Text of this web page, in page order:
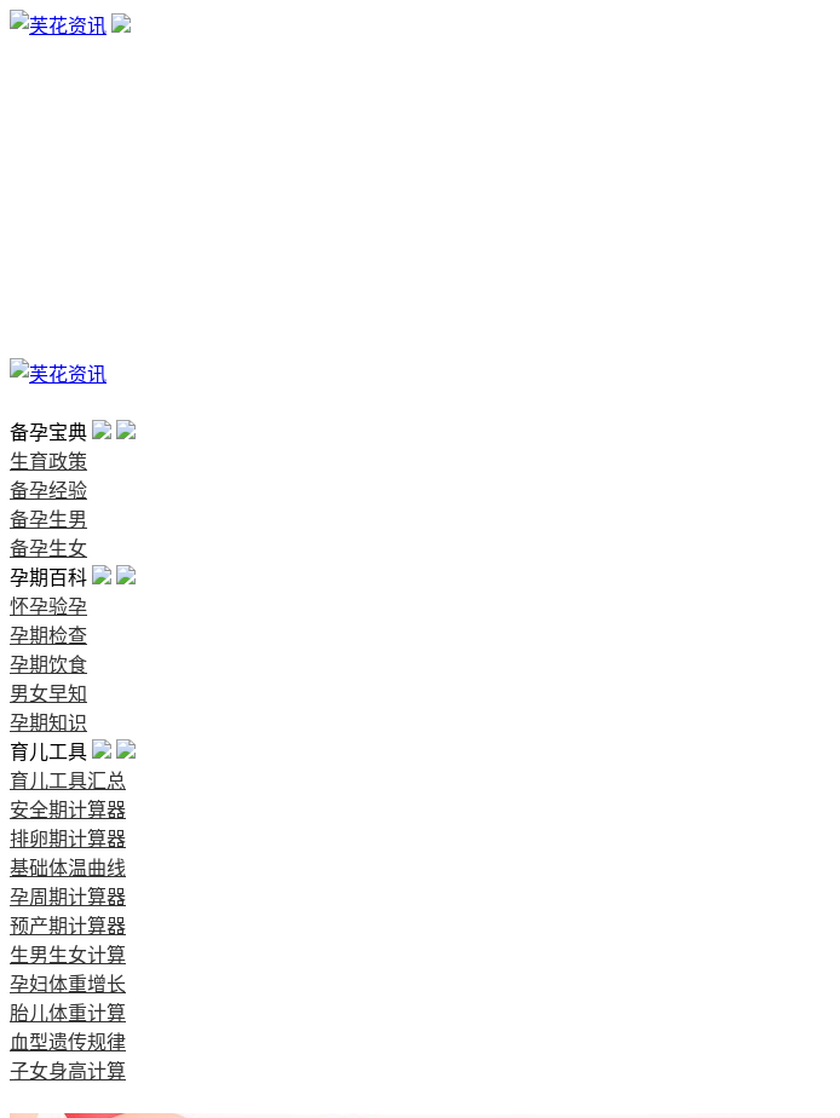
备孕宝典
生育政策
备孕经验
备孕生男
备孕生女
孕期百科
怀孕验孕
孕期检查
孕期饮食
男女早知
孕期知识
育儿工具
育儿工具汇总
安全期计算器
排卵期计算器
基础体温曲线
孕周期计算器
预产期计算器
生男生女计算
孕妇体重增长
胎儿体重计算
血型遗传规律
子女身高计算